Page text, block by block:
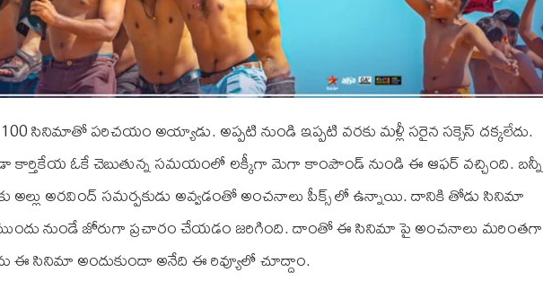
సినిమాతో పరిచయం అయ్యాడు. అప్పటి నుండి ఇప్పటి వరకు మళ్లీ సరైన సక్సెస్ దక్కలేదు.
కార్తికేయ ఓకే చెబుతున్న సమయంలో లక్కీగా మెగా కాంపౌండ్ నుండి ఈ ఆఫర్‌ వచ్చింది. బన్నీ
అల్లు అరవింద్‌ సమర్పకుడు అవ్వడంతో అంచనాలు పీక్స్ లో ఉన్నాయి. దానికి తోడు సినిమా
నుండే జోరుగా ప్రచారం చేయడం జరిగింది. దాంతో ఈ సినిమా పై అంచనాలు మరింతగా
సినిమా అందుకుందా అనేది ఈ రివ్యూలో చూద్దాం.